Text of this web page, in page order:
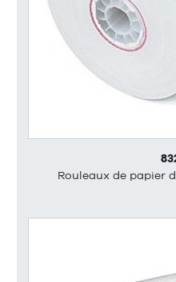
Rouleaux de papier